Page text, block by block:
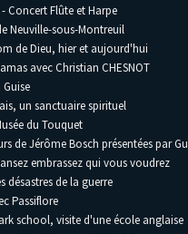
Concert Flûte et Harpe
Neuville-sous-Montreuil
de Dieu, hier et aujourd'hui
avec Christian CHESNOT
un sanctuaire spirituel
du Touquet
de Jérôme Bosch présentées par
embrassez qui vous voudrez
désastres de la guerre
Passiflore
school, visite d'une école anglaise